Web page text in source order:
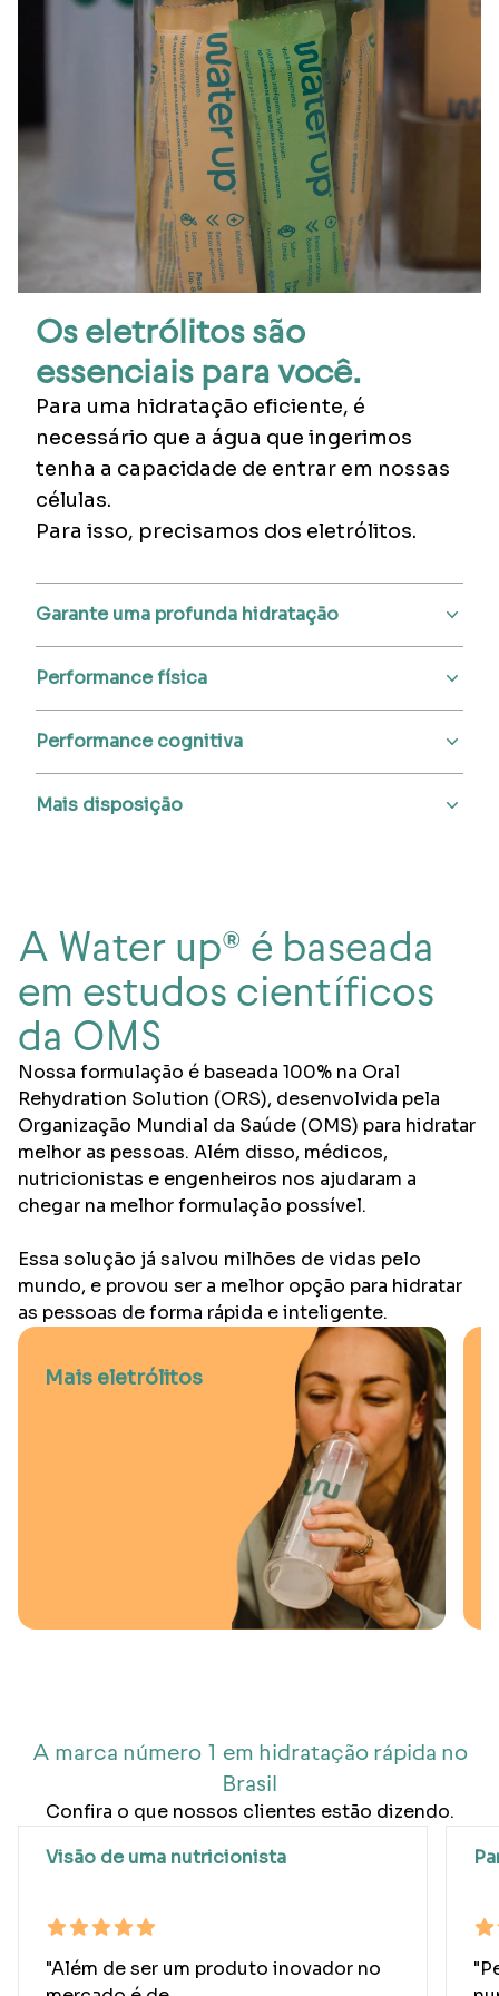
Os eletrólitos são
essenciais para você.
Para uma hidratação eficiente, é
necessário que a água que ingerimos
tenha a capacidade de entrar em nossas
células.
Para isso, precisamos dos eletrólitos.
Garante uma profunda hidratação
Performance física
Performance cognitiva
Mais disposição
A Water up® é baseada
em estudos científicos
da OMS
Nossa formulação é baseada 100% na Oral
Rehydration Solution (ORS), desenvolvida pela
Organização Mundial da Saúde (OMS) para hidratar
melhor as pessoas. Além disso, médicos,
nutricionistas e engenheiros nos ajudaram a
chegar na melhor formulação possível.
Essa solução já salvou milhões de vidas pelo
mundo, e provou ser a melhor opção para hidratar
as pessoas de forma rápida e inteligente.
Mais eletrólitos
A marca número 1 em hidratação rápida no
Brasil
Confira o que nossos clientes estão dizendo.
Visão de uma nutricionista
"Além de ser um produto inovador no